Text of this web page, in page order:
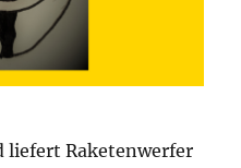
liefert Raketenwerfer